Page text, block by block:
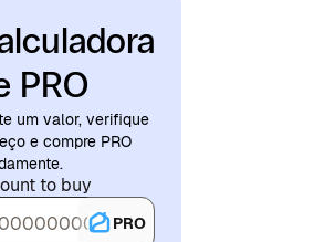
PRO
um valor, verifique
e compre PRO
to buy
PRO